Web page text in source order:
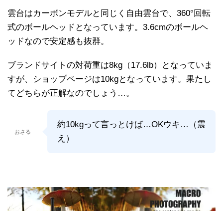
雲台はカーボンモデルと同じく自由雲台で、360°回転
式のボールヘッドとなっています。3.6cmのボールヘ
ッドなので安定感も抜群。
ブランドサイトの対荷重は8kg（17.6lb）となっていま
すが、ショップページは10kgとなっています。果たし
てどちらが正解なのでしょう…。
おさる
約10kgって言っとけば…OKウキ…（震
え）